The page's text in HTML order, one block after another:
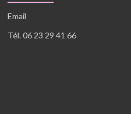
Email
Tél. 06 23 29 41 66